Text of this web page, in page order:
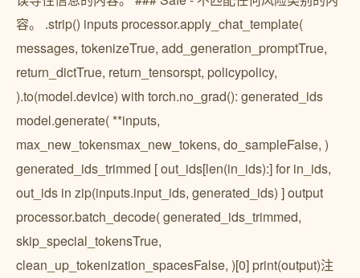
容。 .strip() inputs processor.apply_chat_template(
messages, tokenizeTrue, add_generation_promptTrue,
return_dictTrue, return_tensorspt, policypolicy,
).to(model.device) with torch.no_grad(): generated_ids
model.generate( **inputs,
max_new_tokensmax_new_tokens, do_sampleFalse, )
generated_ids_trimmed [ out_ids[len(in_ids):] for in_ids,
out_ids in zip(inputs.input_ids, generated_ids) ] output
processor.batch_decode( generated_ids_trimmed,
skip_special_tokensTrue,
clean_up_tokenization_spacesFalse, )[0] print(output)注